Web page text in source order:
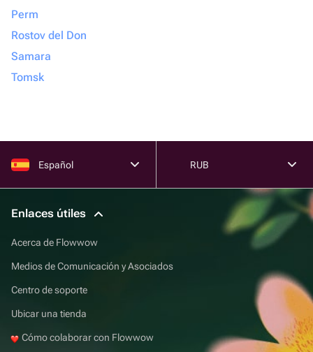
Perm
Rostov del Don
Samara
Tomsk
Español RUB
Enlaces útiles
Acerca de Flowwow
Medios de Comunicación y Asociados
Centro de soporte
Ubicar una tienda
Cómo colaborar con Flowwow